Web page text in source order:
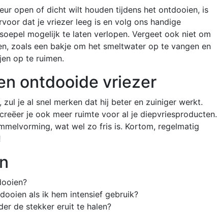
open of dicht wilt houden tijdens het ontdooien, is
dat je vriezer leeg is en volg ons handige
mogelijk te laten verlopen. Vergeet ook niet om
zoals een bakje om het smeltwater op te vangen en
op te ruimen.
ontdooide vriezer
je al snel merken dat hij beter en zuiniger werkt.
je ook meer ruimte voor al je diepvriesproducten.
wat wel zo fris is. Kortom, regelmatig
als ik hem intensief gebruik?
de stekker eruit te halen?